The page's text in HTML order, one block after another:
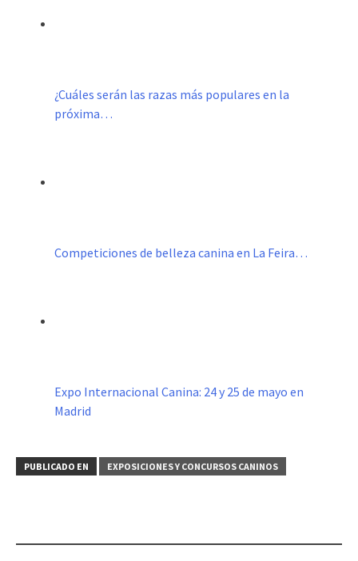
¿Cuáles serán las razas más populares en la
próxima…
Competiciones de belleza canina en La Feira…
Expo Internacional Canina: 24 y 25 de mayo en
Madrid
PUBLICADO EN EXPOSICIONES Y CONCURSOS CANINOS